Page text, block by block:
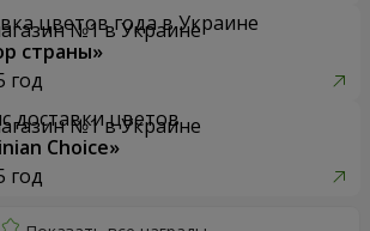
цветов года в Украине
страны»
год
доставки цветов
Choice»
год